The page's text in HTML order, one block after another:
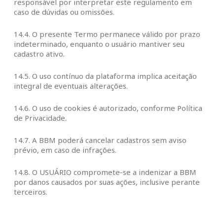
caso de dúvidas ou omissões.
14.4. O presente Termo permanece válido por prazo
indeterminado, enquanto o usuário mantiver seu
cadastro ativo.
14.5. O uso contínuo da plataforma implica aceitação
integral de eventuais alterações.
14.6. O uso de cookies é autorizado, conforme Política
de Privacidade.
14.7. A BBM poderá cancelar cadastros sem aviso
prévio, em caso de infrações.
14.8. O USUÁRIO compromete-se a indenizar a BBM
por danos causados por suas ações, inclusive perante
terceiros.